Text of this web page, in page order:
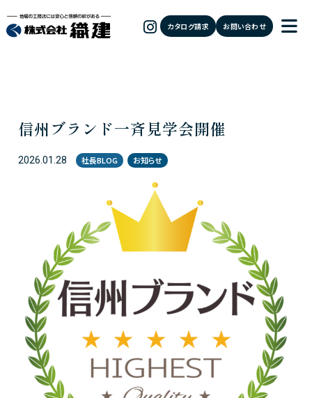
カタログ請求 お問い合わせ
信州ブランド一斉見学会開催
2026.01.28 社長BLOG お知らせ